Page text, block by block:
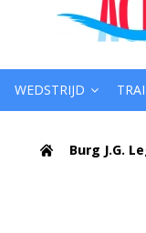
WEDSTRIJD
Burg J.G.